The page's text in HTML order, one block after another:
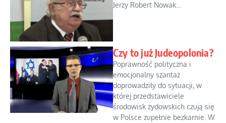
Jerzy Robert Nowak...
Czy to już Judeopolonia?
Poprawność polityczna i
emocjonalny szantaż
doprowadziły do sytuacji, w
której przedstawiciele
środowisk żydowskich czują się
w Polsce zupełnie bezkarnie. W